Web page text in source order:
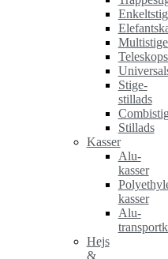
Stige-
stillads
Stillads
Kasser
Alu-
kasser
kasser
Alu-
Hejs
&